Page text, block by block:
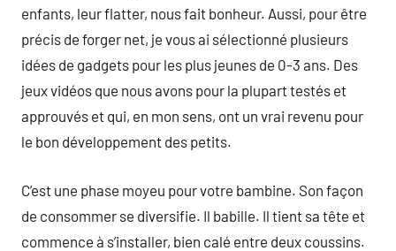
enfants, leur flatter, nous fait bonheur. Aussi, pour être
précis de forger net, je vous ai sélectionné plusieurs
idées de gadgets pour les plus jeunes de 0-3 ans. Des
jeux vidéos que nous avons pour la plupart testés et
approuvés et qui, en mon sens, ont un vrai revenu pour
le bon développement des petits.
C’est une phase moyeu pour votre bambine. Son façon
de consommer se diversifie. Il babille. Il tient sa tête et
commence à s’installer, bien calé entre deux coussins.